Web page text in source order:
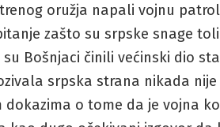
oružja napali vojnu
zašto su srpske snage
Bošnjaci činili većinski dio
srpska strana nikada
o tome da je vojna